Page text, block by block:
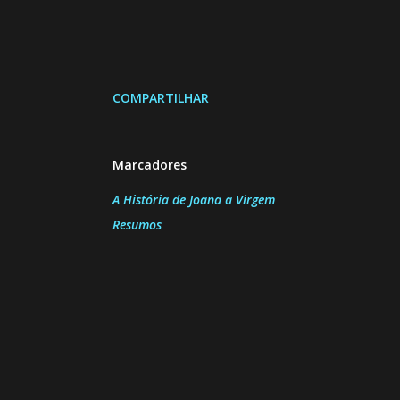
COMPARTILHAR
Marcadores
A História de Joana a Virgem
Resumos